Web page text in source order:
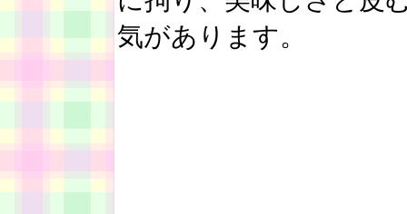
気があります。